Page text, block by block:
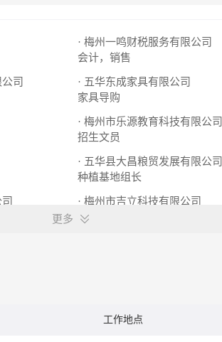
· 梅州一鸣财税服务有限公司
会计，销售
司
· 五华东成家具有限公司
家具导购
· 梅州市乐源教育科技有限公司
招生文员
· 五华县大昌粮贸发展有限公司
种植基地组长
· 梅州市吉立科技有限公司
广告安装师傅
更多
工作地点